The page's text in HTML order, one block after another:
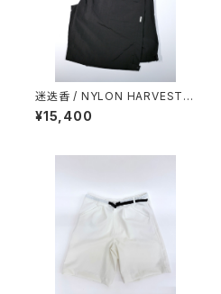
迷迭香 / NYLON HARVEST L
OOSE SHORTS（2026）
¥15,400